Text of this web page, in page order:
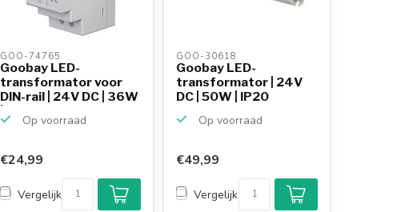
GOO-74765
Goobay LED-
transformator voor
DIN-rail | 24V DC | 36W
| IP20
Op voorraad
€24,99
Vergelijk
GOO-30618
Goobay LED-
transformator | 24V
DC | 50W | IP20
Op voorraad
€49,99
Vergelijk